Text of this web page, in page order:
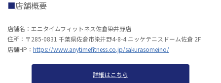
店舗概要
店舗名：エニタイムフィットネス佐倉染井野店
住所：〒285-0831 千葉県佐倉市染井野4-8-4 ニッケテニスドーム佐倉 2F
店舗HP： https://www.anytimefitness.co.jp/sakurasomeino/
詳細はこちら